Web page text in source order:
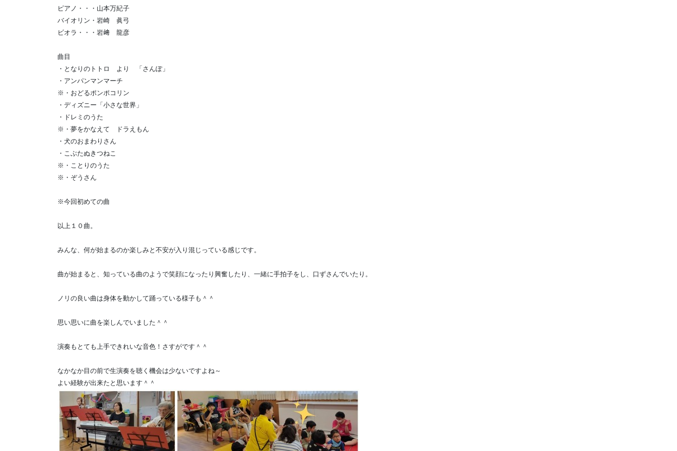
ピアノ・・・山本万紀子
バイオリン・岩崎 眞弓
ビオラ・・・岩﨑 龍彦
曲目
・となりのトトロ より 「さんぽ」
・アンパンマンマーチ
※・おどるポンポコリン
・ディズニー「小さな世界」
・ドレミのうた
※・夢をかなえて ドラえもん
・犬のおまわりさん
・こぶたぬきつねこ
※・ことりのうた
※・ぞうさん
※今回初めての曲
以上１０曲。
みんな、何が始まるのか楽しみと不安が入り混じっている感じです。
曲が始まると、知っている曲のようで笑顔になったり興奮したり、一緒に手拍子をし、口ずさんでいたり。
ノリの良い曲は身体を動かして踊っている様子も＾＾
思い思いに曲を楽しんでいました＾＾
演奏もとても上手できれいな音色！さすがです＾＾
なかなか目の前で生演奏を聴く機会は少ないですよね～
よい経験が出来たと思います＾＾